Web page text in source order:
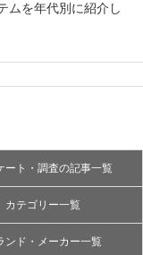
ムを年代別に紹介し
ート・調査の記事一覧
カテゴリー一覧
ンド・メーカー一覧